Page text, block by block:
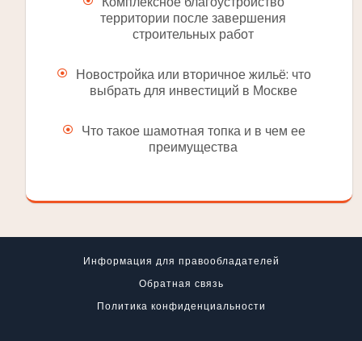
территории после завершения
строительных работ
Новостройка или вторичное жильё: что
выбрать для инвестиций в Москве
Что такое шамотная топка и в чем ее
преимущества
Информация для правообладателей
Обратная связь
Политика конфиденциальности